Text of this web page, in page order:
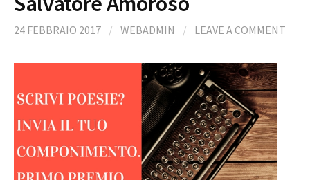
24 FEBBRAIO 2017 / WEBADMIN / LEAVE A COMMENT